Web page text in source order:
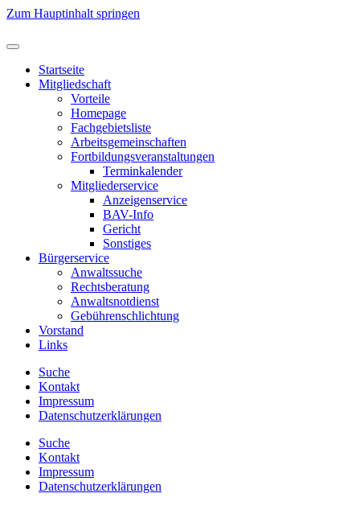
Zum Hauptinhalt springen
Startseite
Mitgliedschaft
Vorteile
Homepage
Fachgebietsliste
Arbeitsgemeinschaften
Fortbildungsveranstaltungen
Terminkalender
Mitgliederservice
Anzeigenservice
BAV-Info
Gericht
Sonstiges
Bürgerservice
Anwaltssuche
Rechtsberatung
Anwaltsnotdienst
Gebührenschlichtung
Vorstand
Links
Suche
Kontakt
Impressum
Datenschutzerklärungen
Suche
Kontakt
Impressum
Datenschutzerklärungen